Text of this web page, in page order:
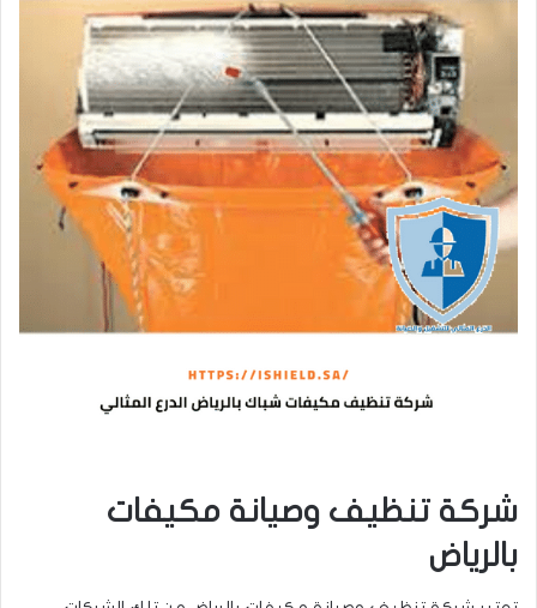
شركة تنظيف وصيانة مكيفات
بالرياض